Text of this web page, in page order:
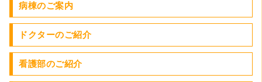
病棟のご案内
ドクターのご紹介
看護部のご紹介